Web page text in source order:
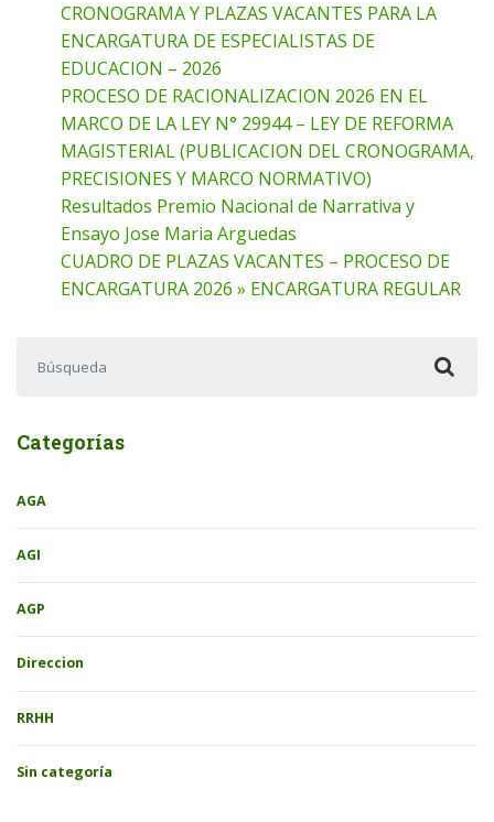
CRONOGRAMA Y PLAZAS VACANTES PARA LA
ENCARGATURA DE ESPECIALISTAS DE
EDUCACION – 2026
PROCESO DE RACIONALIZACION 2026 EN EL
MARCO DE LA LEY N° 29944 – LEY DE REFORMA
MAGISTERIAL (PUBLICACION DEL CRONOGRAMA,
PRECISIONES Y MARCO NORMATIVO)
Resultados Premio Nacional de Narrativa y
Ensayo Jose Maria Arguedas
CUADRO DE PLAZAS VACANTES – PROCESO DE
ENCARGATURA 2026 » ENCARGATURA REGULAR
Categorías
AGA
AGI
AGP
Direccion
RRHH
Sin categoría